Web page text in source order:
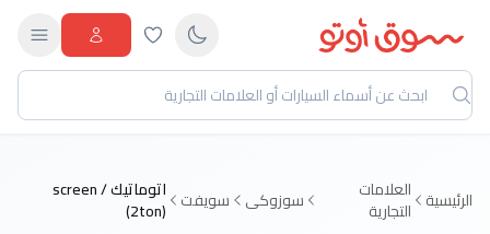
الرئيسية العلامات
التجارية سوزوكى سويفت اتوماتيك / screen
(2ton)